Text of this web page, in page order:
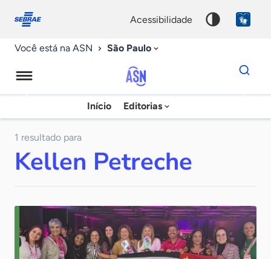
conosco
acessibilidade
Você está na ASN São Paulo
Agência
Sebrae
Notícias
Início Editorias
Dados
para
chave
1 resultado para
Kellen Petreche